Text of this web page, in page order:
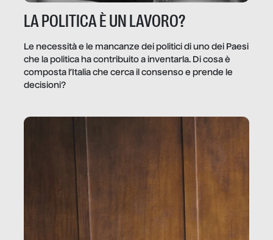
LA POLITICA È UN LAVORO?
Le necessità e le mancanze dei politici di uno dei Paesi
che la politica ha contribuito a inventarla. Di cosa è
composta l’Italia che cerca il consenso e prende le
decisioni?